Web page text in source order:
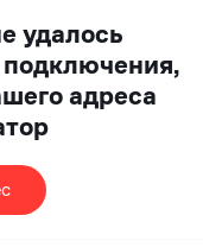
удалось
адреса